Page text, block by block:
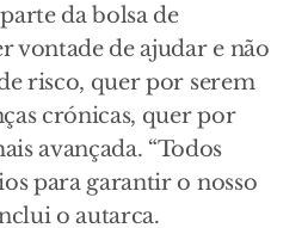
da bolsa de
vontade de ajudar e não
risco, quer por serem
crónicas, quer por
avançada. “Todos
para garantir o nosso
o autarca.